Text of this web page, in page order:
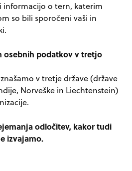
informacijo o tern, katerim
so bili sporočeni vaši in
osebnih podatkov v tretjo
v tretje države (države
Norveške in Liechtenstein)
odločitev, kakor tudi
izvajamo.